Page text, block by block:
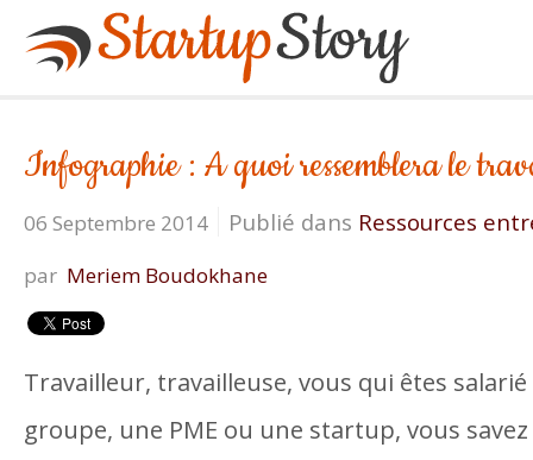
Infographie : A quoi ressemblera le
06 Septembre 2014 Publié dans Ressources
par Meriem Boudokhane
Travailleur, travailleuse, vous qui êtes
groupe, une PME ou une startup, vous